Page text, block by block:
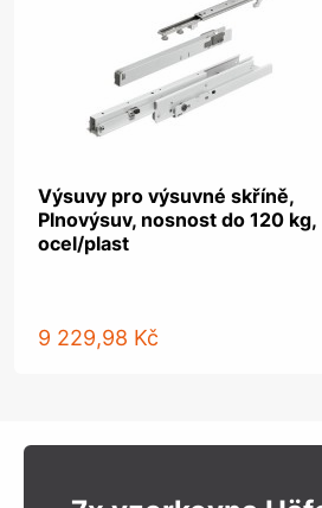
Výsuvy pro výsuvné skříně,
Plnovýsuv, nosnost do 120 kg,
ocel/plast
9 229,98 Kč